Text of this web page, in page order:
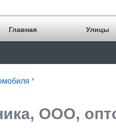
Главная Улицы
*
ООО,